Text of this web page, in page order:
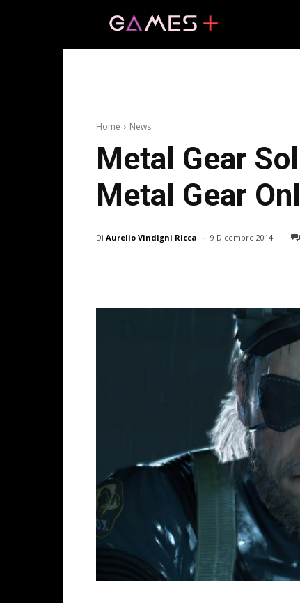
Home News
Metal Gear
Metal Gear
Di Aurelio Vindigni Ricca - 9 Dicembre 2014